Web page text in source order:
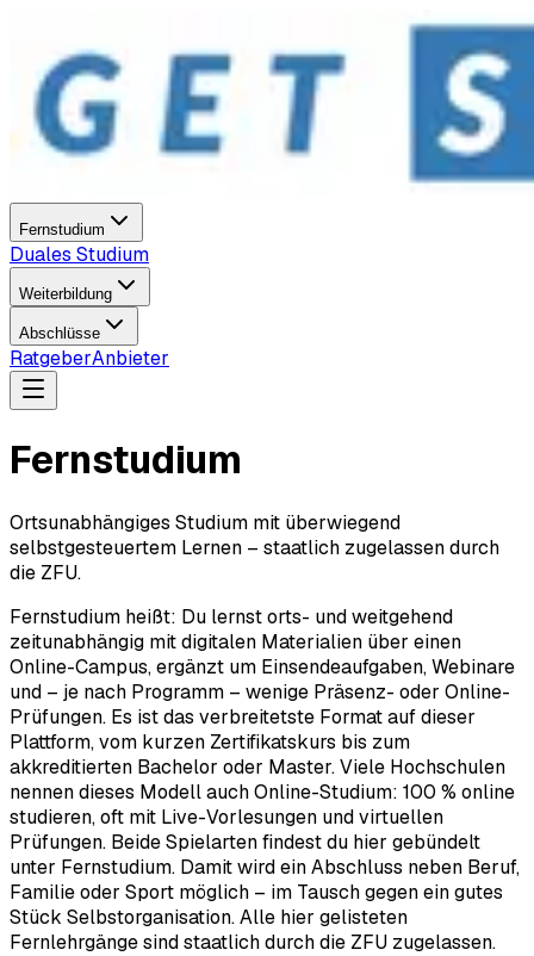
Fernstudium
Duales Studium
Weiterbildung
Abschlüsse
RatgeberAnbieter
Fernstudium
Ortsunabhängiges Studium mit überwiegend
selbstgesteuertem Lernen – staatlich zugelassen durch
die ZFU.
Fernstudium heißt: Du lernst orts- und weitgehend
zeitunabhängig mit digitalen Materialien über einen
Online-Campus, ergänzt um Einsendeaufgaben, Webinare
und – je nach Programm – wenige Präsenz- oder Online-
Prüfungen. Es ist das verbreitetste Format auf dieser
Plattform, vom kurzen Zertifikatskurs bis zum
akkreditierten Bachelor oder Master. Viele Hochschulen
nennen dieses Modell auch Online-Studium: 100 % online
studieren, oft mit Live-Vorlesungen und virtuellen
Prüfungen. Beide Spielarten findest du hier gebündelt
unter Fernstudium. Damit wird ein Abschluss neben Beruf,
Familie oder Sport möglich – im Tausch gegen ein gutes
Stück Selbstorganisation. Alle hier gelisteten
Fernlehrgänge sind staatlich durch die ZFU zugelassen.